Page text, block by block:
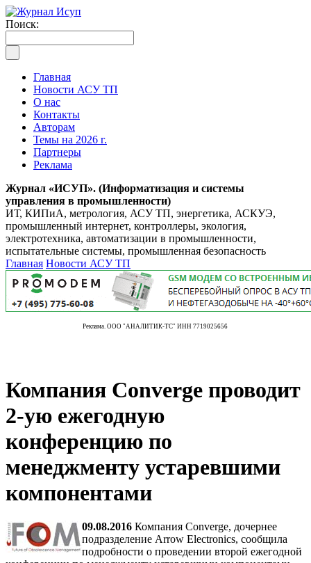
Поиск:
Главная
Новости АСУ ТП
О нас
Контакты
Авторам
Темы на 2026 г.
Партнеры
Реклама
Журнал «ИСУП». (Информатизация и системы
управления в промышленности)
ИТ, КИПиА, метрология, АСУ ТП, энергетика, АСКУЭ,
промышленный интернет, контроллеры, экология,
электротехника, автоматизации в промышленности,
испытательные системы, промышленная безопасность
Главная Новости АСУ ТП
Реклама. ООО "АНАЛИТИК-ТС" ИНН 7719025656
Компания Converge проводит
2-ую ежегодную
конференцию по
менеджменту устаревшими
компонентами
09.08.2016 Компания Converge, дочернее
подразделение Arrow Electronics, сообщила
подробности о проведении второй ежегодной